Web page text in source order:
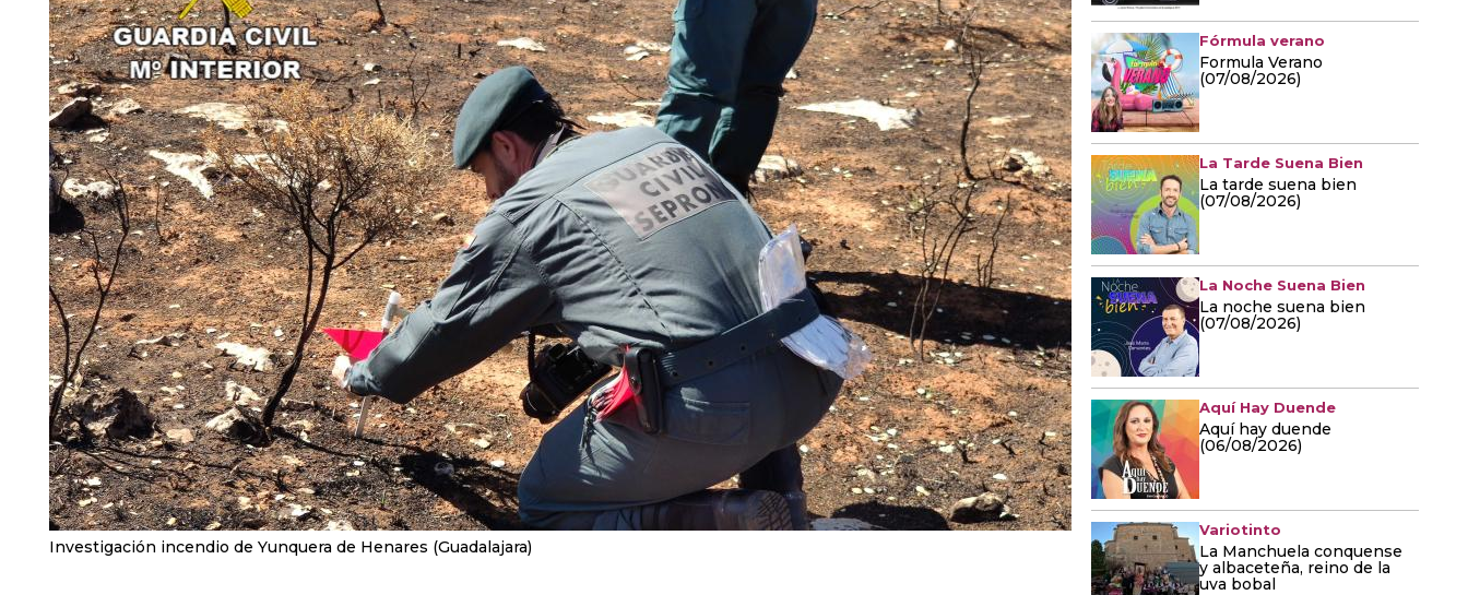
Investigación incendio de Yunquera de Henares (Guadalajara)
Fórmula verano
Formula Verano
(07/08/2026)
La Tarde Suena Bien
La tarde suena bien
(07/08/2026)
La Noche Suena Bien
La noche suena bien
(07/08/2026)
Aquí Hay Duende
Aquí hay duende
(06/08/2026)
Variotinto
La Manchuela conquense
y albaceteña, reino de la
uva bobal